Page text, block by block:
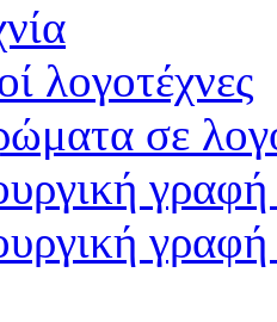
λογοτέχνες
σε